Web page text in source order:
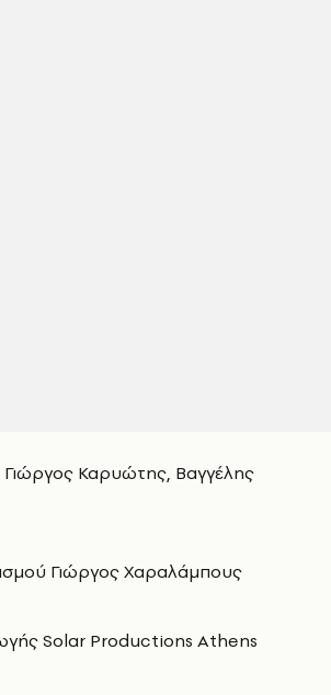
Γιώργος Καρυώτης, Βαγγέλης
Γιώργος Χαραλάμπους
Solar Productions Athens